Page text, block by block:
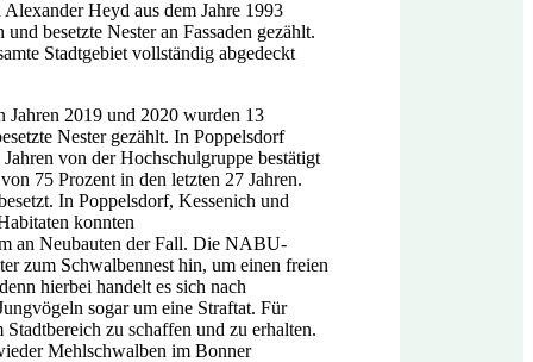
Heyd aus dem Jahre 1993
besetzte Nester an Fassaden gezählt.
Stadtgebiet vollständig abgedeckt
Jahren 2019 und 2020 wurden 13
Nester gezählt. In Poppelsdorf
von der Hochschulgruppe bestätigt
75 Prozent in den letzten 27 Jahren.
In Poppelsdorf, Kessenich und
konnten
an Neubauten der Fall. Die NABU-
zum Schwalbennest hin, um einen freien
hierbei handelt es sich nach
sogar um eine Straftat. Für
zu schaffen und zu erhalten.
Mehlschwalben im Bonner